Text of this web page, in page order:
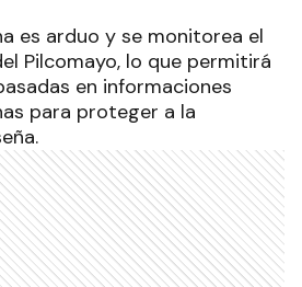
es arduo y se monitorea el
Pilcomayo, lo que permitirá
en informaciones
para proteger a la